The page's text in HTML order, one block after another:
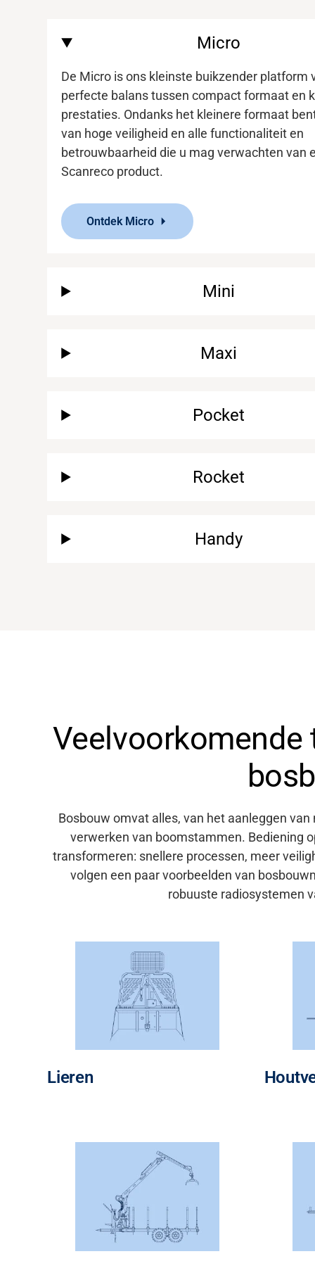
Mediabank Micro
De Micro is ons kleinste buikzender platform
perfecte balans tussen compact formaat en
prestaties. Ondanks het kleinere formaat
van hoge veiligheid en alle functionaliteiten
betrouwbaarheid die u mag verwachten van
Scanreco product.
Ontdek Micro
Mini
Maxi
Pocket
Rocket
Handy
Veelvoorkomende
Bosbouw omvat alles, van het aanleggen
verwerken van boomstammen. Bediening
transformeren: snellere processen, meer
volgen een paar voorbeelden van
robuuste radiosystemen
Lieren